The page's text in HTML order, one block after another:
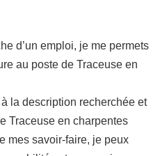
d’un emploi, je me permets
au poste de Traceuse en
la description recherchée et
Traceuse en charpentes
mes savoir-faire, je peux